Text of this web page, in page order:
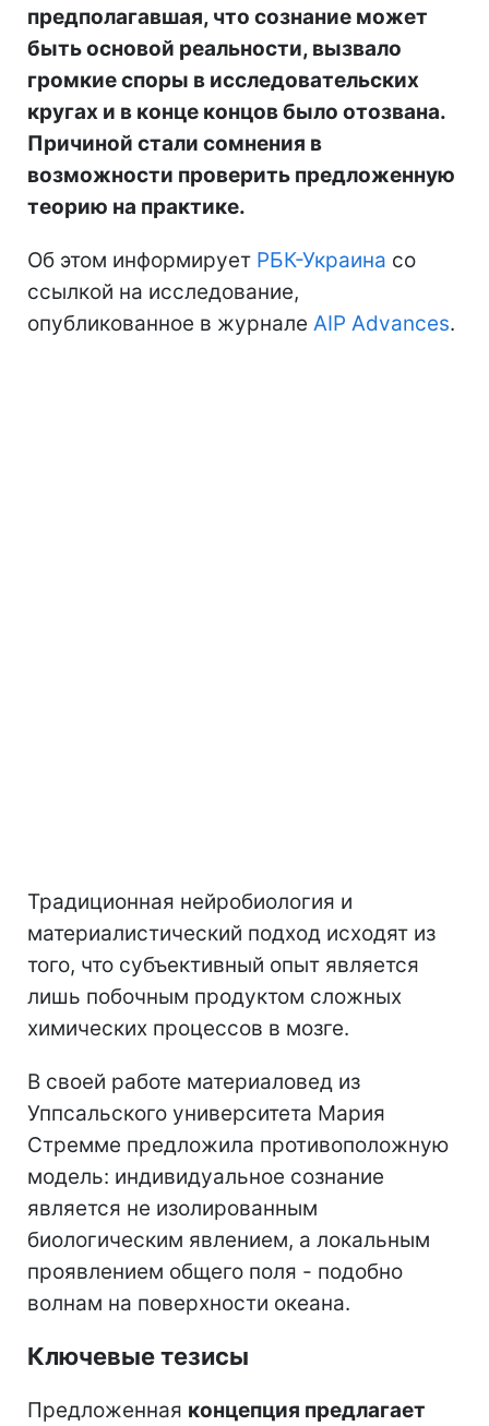
предполагавшая, что сознание может
быть основой реальности, вызвало
громкие споры в исследовательских
кругах и в конце концов было отозвана.
Причиной стали сомнения в
возможности проверить предложенную
теорию на практике.
Об этом информирует РБК-Украина со
ссылкой на исследование,
опубликованное в журнале AIP Advances.
Традиционная нейробиология и
материалистический подход исходят из
того, что субъективный опыт является
лишь побочным продуктом сложных
химических процессов в мозге.
В своей работе материаловед из
Уппсальского университета Мария
Стремме предложила противоположную
модель: индивидуальное сознание
является не изолированным
биологическим явлением, а локальным
проявлением общего поля - подобно
волнам на поверхности океана.
Ключевые тезисы
Предложенная концепция предлагает